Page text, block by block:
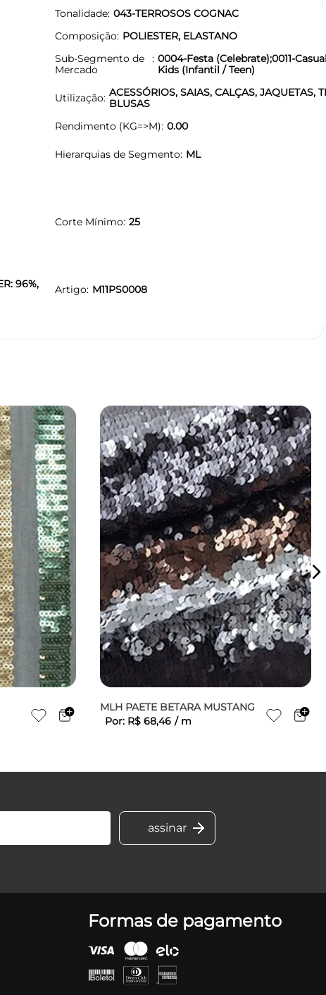
Tonalidade 043-TERROSOS COGNAC
Composição POLIESTER, ELASTANO
Sub-Segmento de
Mercado
0004-Festa (Celebrate);0011-
Kids (Infantil / Teen)
Utilização ACESSÓRIOS, SAIAS, CALÇAS, JAQUETAS,
BLUSAS
Rendimento (KG=>M) 0.00
Hierarquias de Segmento ML
Corte Mínimo 25
96%,
Artigo M11PS0008
MLH PAETE BETARA MUSTANG
Por: R$ 68,46 / m
Formas de pagamento